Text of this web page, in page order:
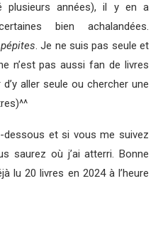
plusieurs années), il y en a
bien achalandées.
pépites. Je ne suis pas seule et
n’est pas aussi fan de livres
aller seule ou chercher une
et si vous me suivez
saurez où j’ai atterri. Bonne
lu 20 livres en 2024 à l’heure